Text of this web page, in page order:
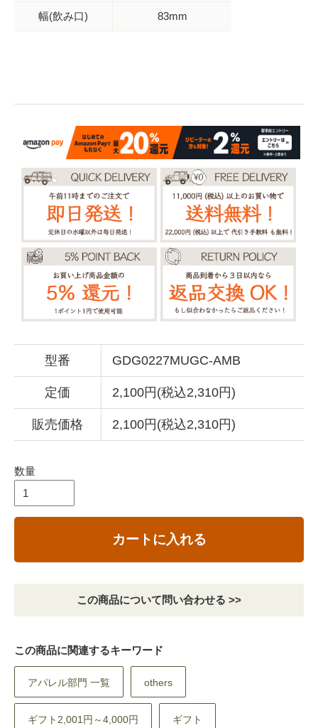
幅(飲み口) 83mm
型番 GDG0227MUGC-AMB
定価 2,100円(税込2,310円)
販売価格 2,100円(税込2,310円)
数量
カートに入れる
この商品について問い合わせる >>
この商品に関連するキーワード
アパレル部門 一覧 others
ギフト2,001円～4,000円 ギフト